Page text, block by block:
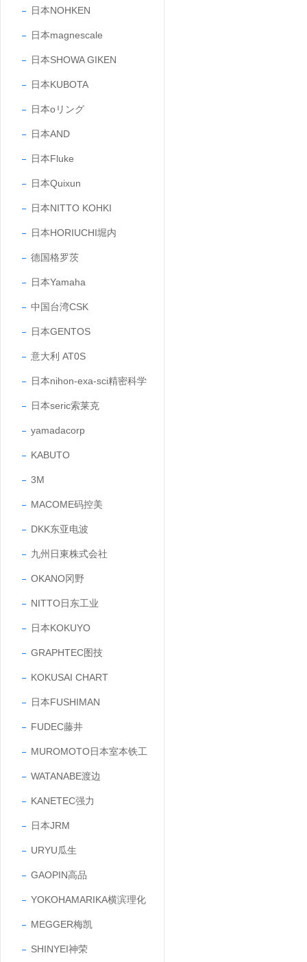
日本NOHKEN
日本magnescale
日本SHOWA GIKEN
日本KUBOTA
日本oリング
日本AND
日本Fluke
日本Quixun
日本NITTO KOHKI
日本HORIUCHI堀内
德国格罗茨
日本Yamaha
中国台湾CSK
日本GENTOS
意大利 AT0S
日本nihon-exa-sci精密科学
日本seric索莱克
yamadacorp
KABUTO
3M
MACOME码控美
DKK东亚电波
九州日東株式会社
OKANO冈野
NITTO日东工业
日本KOKUYO
GRAPHTEC图技
KOKUSAI CHART
日本FUSHIMAN
FUDEC藤井
MUROMOTO日本室本铁工
WATANABE渡边
KANETEC强力
日本JRM
URYU瓜生
GAOPIN高品
YOKOHAMARIKA横滨理化
MEGGER梅凯
SHINYEI神荣